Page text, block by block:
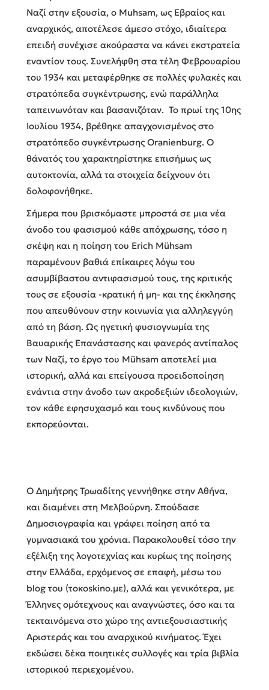
Ναζί στην εξουσία, ο Muhsam, ως Εβραίος και
αναρχικός, αποτέλεσε άμεσο στόχο, ιδιαίτερα
επειδή συνέχισε ακούραστα να κάνει εκστρατεία
εναντίον τους. Συνελήφθη στα τέλη Φεβρουαρίου
του 1934 και μεταφέρθηκε σε πολλές φυλακές και
στρατόπεδα συγκέντρωσης, ενώ παράλληλα
ταπεινωνόταν και βασανιζόταν. Το πρωί της 10ης
Ιουλίου 1934, βρέθηκε απαγχονισμένος στο
στρατόπεδο συγκέντρωσης Oranienburg. Ο
θάνατός του χαρακτηρίστηκε επισήμως ως
αυτοκτονία, αλλά τα στοιχεία δείχνουν ότι
δολοφονήθηκε.
Σήμερα που βρισκόμαστε μπροστά σε μια νέα
άνοδο του φασισμού κάθε απόχρωσης, τόσο η
σκέψη και η ποίηση του Erich Mühsam
παραμένουν βαθιά επίκαιρες λόγω του
ασυμβίβαστου αντιφασισμού τους, της κριτικής
τους σε εξουσία -κρατική ή μη- και της έκκλησης
που απευθύνουν στην κοινωνία για αλληλεγγύη
από τη βάση. Ως ηγετική φυσιογνωμία της
Βαυαρικής Επανάστασης και φανερός αντίπαλος
των Ναζί, το έργο του Mühsam αποτελεί μια
ιστορική, αλλά και επείγουσα προειδοποίηση
ενάντια στην άνοδο των ακροδεξιών ιδεολογιών,
τον κάθε εφησυχασμό και τους κινδύνους που
εκπορεύονται.
Ο Δημήτρης Τρωαδίτης γεννήθηκε στην Αθήνα,
και διαμένει στη Μελβούρνη. Σπούδασε
Δημοσιογραφία και γράφει ποίηση από τα
γυμνασιακά του χρόνια. Παρακολουθεί τόσο την
εξέλιξη της λογοτεχνίας και κυρίως της ποίησης
στην Ελλάδα, ερχόμενος σε επαφή, μέσω του
blog του (τοκoskino.με), αλλά και γενικότερα, με
Έλληνες ομότεχνους και αναγνώστες, όσο και τα
τεκταινόμενα στο χώρο της αντιεξουσιαστικής
Αριστεράς και του αναρχικού κινήματος. Έχει
εκδώσει δέκα ποιητικές συλλογές και τρία βιβλία
ιστορικού περιεχομένου.